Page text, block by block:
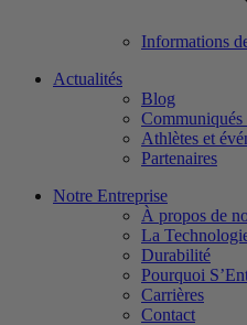
Informations
Actualités
Blog
Communiqués
Athlètes et
Partenaires
Notre Entreprise
À propos de
La
Durabilité
Pourquoi
Carrières
Contact